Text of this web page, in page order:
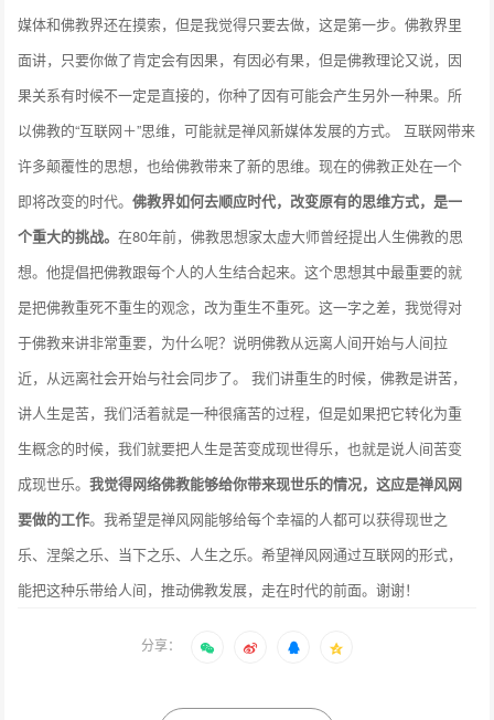
媒体和佛教界还在摸索，但是我觉得只要去做，这是第一步。佛教界里
面讲，只要你做了肯定会有因果，有因必有果，但是佛教理论又说，因
果关系有时候不一定是直接的，你种了因有可能会产生另外一种果。所
以佛教的“互联网＋”思维，可能就是禅风新媒体发展的方式。 互联网带来
许多颠覆性的思想，也给佛教带来了新的思维。现在的佛教正处在一个
即将改变的时代。佛教界如何去顺应时代，改变原有的思维方式，是一
个重大的挑战。在80年前，佛教思想家太虚大师曾经提出人生佛教的思
想。他提倡把佛教跟每个人的人生结合起来。这个思想其中最重要的就
是把佛教重死不重生的观念，改为重生不重死。这一字之差，我觉得对
于佛教来讲非常重要，为什么呢？说明佛教从远离人间开始与人间拉
近，从远离社会开始与社会同步了。 我们讲重生的时候，佛教是讲苦，
讲人生是苦，我们活着就是一种很痛苦的过程，但是如果把它转化为重
生概念的时候，我们就要把人生是苦变成现世得乐，也就是说人间苦变
成现世乐。我觉得网络佛教能够给你带来现世乐的情况，这应是禅风网
要做的工作。我希望是禅风网能够给每个幸福的人都可以获得现世之
乐、涅槃之乐、当下之乐、人生之乐。希望禅风网通过互联网的形式，
能把这种乐带给人间，推动佛教发展，走在时代的前面。谢谢！
分享：